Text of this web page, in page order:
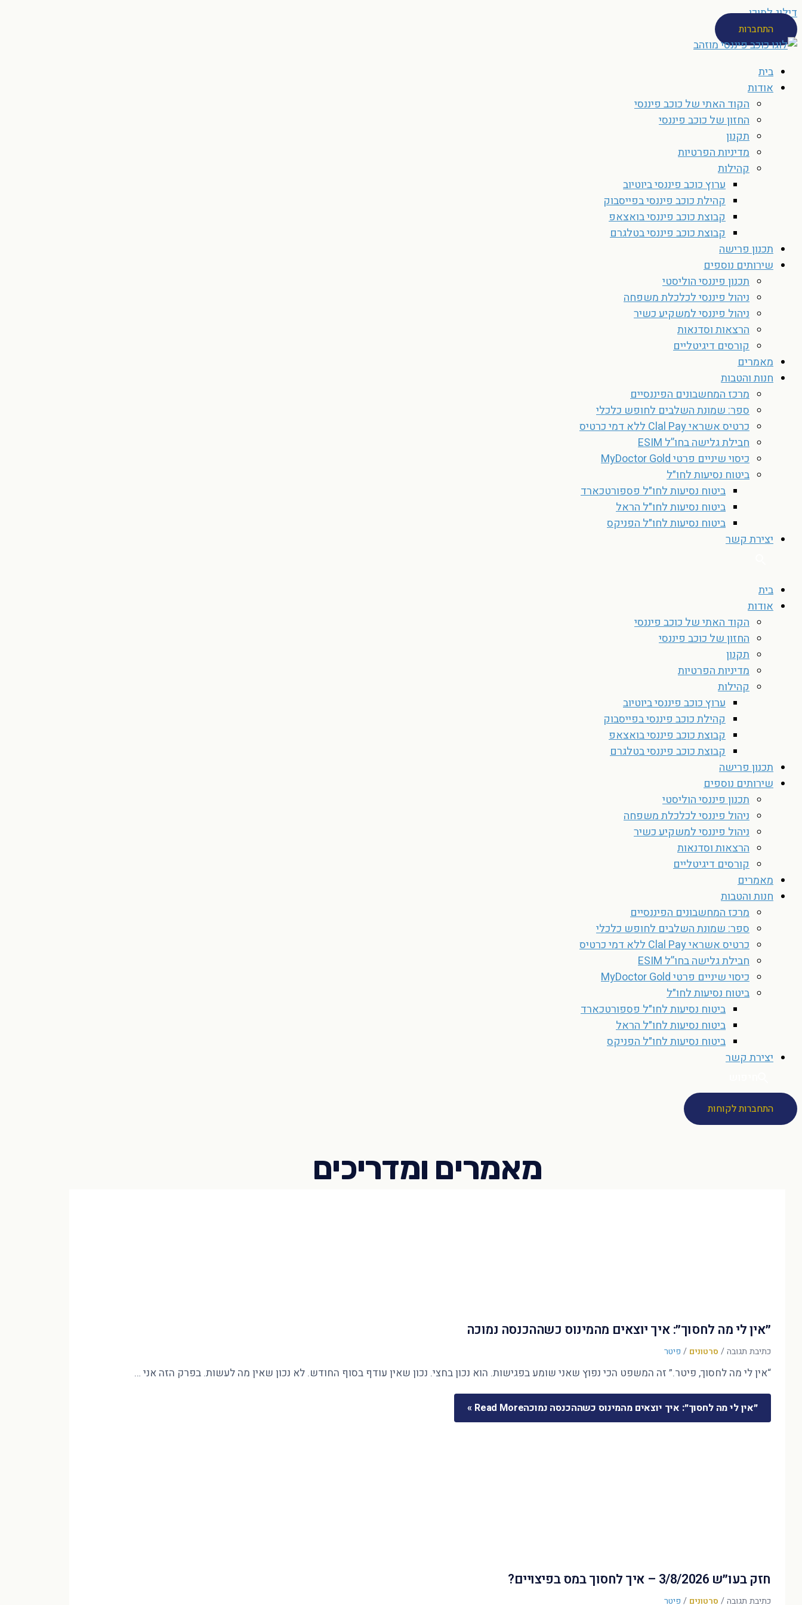
דילוג לתוכן
התחברות
בית
אודות
הקוד האתי של כוכב פיננסי
החזון של כוכב פיננסי
תקנון
מדיניות הפרטיות
קהילות
ערוץ כוכב פיננסי ביוטיוב
קהילת כוכב פיננסי בפייסבוק
קבוצת כוכב פיננסי בואצאפ
קבוצת כוכב פיננסי בטלגרם
תכנון פרישה
שירותים נוספים
תכנון פיננסי הוליסטי
ניהול פיננסי לכלכלת משפחה
ניהול פיננסי למשקיע כשיר
הרצאות וסדנאות
קורסים דיגיטליים
מאמרים
חנות והטבות
מרכז המחשבונים הפיננסיים
ספר: שמונת השלבים לחופש כלכלי
כרטיס אשראי Clal Pay ללא דמי כרטיס
חבילת גלישה בחו”ל ESIM
כיסוי שיניים פרטי MyDoctor Gold
ביטוח נסיעות לחו״ל
ביטוח נסיעות לחו״ל פספורטכארד
ביטוח נסיעות לחו״ל הראל
ביטוח נסיעות לחו״ל הפניקס
יצירת קשר
בית
אודות
הקוד האתי של כוכב פיננסי
החזון של כוכב פיננסי
תקנון
מדיניות הפרטיות
קהילות
ערוץ כוכב פיננסי ביוטיוב
קהילת כוכב פיננסי בפייסבוק
קבוצת כוכב פיננסי בואצאפ
קבוצת כוכב פיננסי בטלגרם
תכנון פרישה
שירותים נוספים
תכנון פיננסי הוליסטי
ניהול פיננסי לכלכלת משפחה
ניהול פיננסי למשקיע כשיר
הרצאות וסדנאות
קורסים דיגיטליים
מאמרים
חנות והטבות
מרכז המחשבונים הפיננסיים
ספר: שמונת השלבים לחופש כלכלי
כרטיס אשראי Clal Pay ללא דמי כרטיס
חבילת גלישה בחו”ל ESIM
כיסוי שיניים פרטי MyDoctor Gold
ביטוח נסיעות לחו״ל
ביטוח נסיעות לחו״ל פספורטכארד
ביטוח נסיעות לחו״ל הראל
ביטוח נסיעות לחו״ל הפניקס
יצירת קשר
התחברות לקוחות
״אין לי מה לחסוך״: איך יוצאים מהמינוס כשההכנסה נמוכה
כתיבת תגובה/ סרטונים / פיטר
“אין לי מה לחסוך, פיטר.” זה המשפט הכי נפוץ שאני שומע בפגישות. הוא נכון בחצי. נכון שאין עודף בסוף החודש. לא נכון שאין מה לעשות. בפרק הזה אני …
״אין לי מה לחסוך״: איך יוצאים מהמינוס כשההכנסה נמוכהRead More »
חזק בעו״ש 3/8/2026 – איך לחסוך במס בפיצויים?
כתיבת תגובה/ סרטונים / פיטר